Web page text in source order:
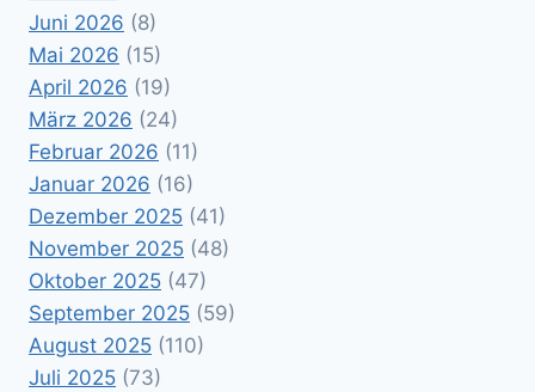
Juni 2026 (8)
Mai 2026 (15)
April 2026 (19)
März 2026 (24)
Februar 2026 (11)
Januar 2026 (16)
Dezember 2025 (41)
November 2025 (48)
Oktober 2025 (47)
September 2025 (59)
August 2025 (110)
Juli 2025 (73)